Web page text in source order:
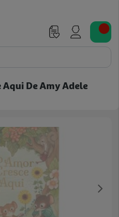
Aqui De Amy Adele